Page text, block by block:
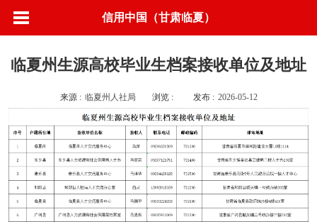
信用中国（甘肃临夏）
临夏州生源高校毕业生档案接收单位及地址
来源 : 临夏州人社局 浏览 : 发布 : 2026-05-12